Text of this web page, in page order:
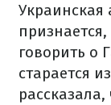
Украинская
говорить о
старается